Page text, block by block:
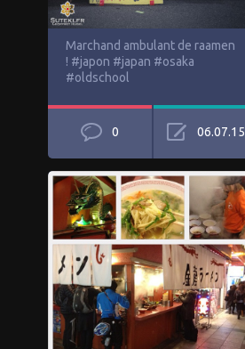
Marchand ambulant de raamen
! #japon #japan #osaka
#oldschool
0 06.07.15